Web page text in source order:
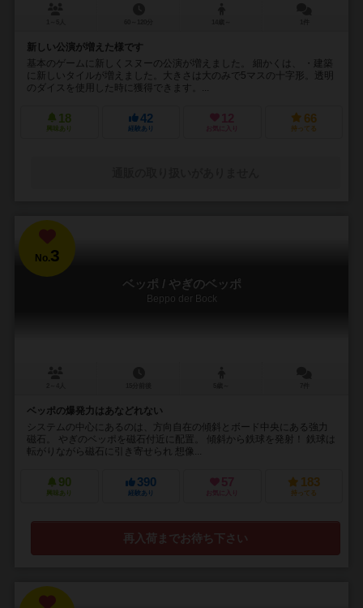
新しい公演が増えた様です
基本のゲームに新しくスヌーの公演が増えました。 細かくは、 ・建築
に新しいタイルが増えました。大きさは大のみで5マスの十字形。透明
のダイスを使用した時に獲得できます。...
18
興味あり
42
経験あり
12
お気に入り
66
持ってる
No.3
ベッポ / やぎのベッポ
Beppo der Bock
ベッポの爆発力はあなどれない
システムの中心にあるのは、方向自在の傾斜とボード中央にある強力
磁石。 やぎのベッポを磁石付近に配置。 傾斜から鉄球を発射！ 鉄球は
転がりながら磁石に引き寄せられ 想像...
90
興味あり
390
経験あり
57
お気に入り
183
持ってる
再入荷までお待ち下さい